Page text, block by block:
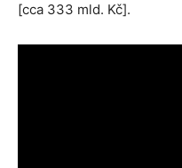
[cca 333 mld. Kč].